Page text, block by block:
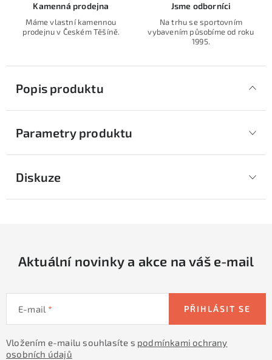
Kamenná prodejna
Máme vlastní kamennou
prodejnu v Českém Těšíně.
Jsme odborníci
Na trhu se sportovním
vybavením působíme od roku
1995.
Popis produktu
Parametry produktu
Diskuze
Aktuální novinky a akce na váš e-mail
E-mail
Vložením e-mailu souhlasíte s podmínkami ochrany
osobních údajů
PŘIHLÁSIT SE